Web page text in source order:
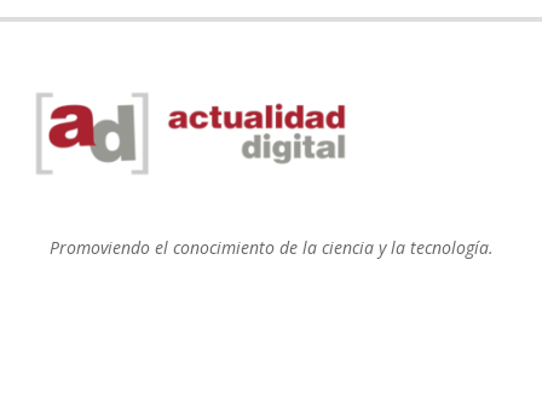
Promoviendo el conocimiento de la ciencia y la tecnología.